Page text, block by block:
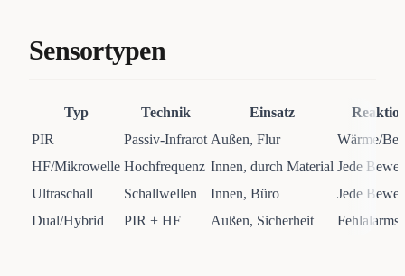
Sensortypen
Typ Technik Einsatz
PIR
Passiv-Infrarot Außen, Flur
Wärme/
HF/Mikrowelle Hochfrequenz Innen, durch Material Jede
Ultraschall
Schallwellen Innen, Büro
Jede
Dual/Hybrid
PIR + HF Außen, Sicherheit